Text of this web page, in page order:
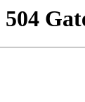
504